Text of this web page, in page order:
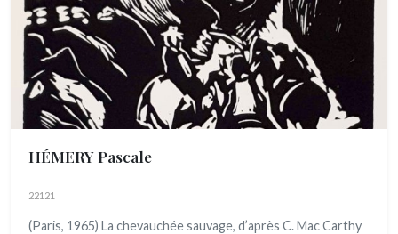
HÉMERY Pascale
22121
(Paris, 1965) La chevauchée sauvage, d’après C. Mac Carthy